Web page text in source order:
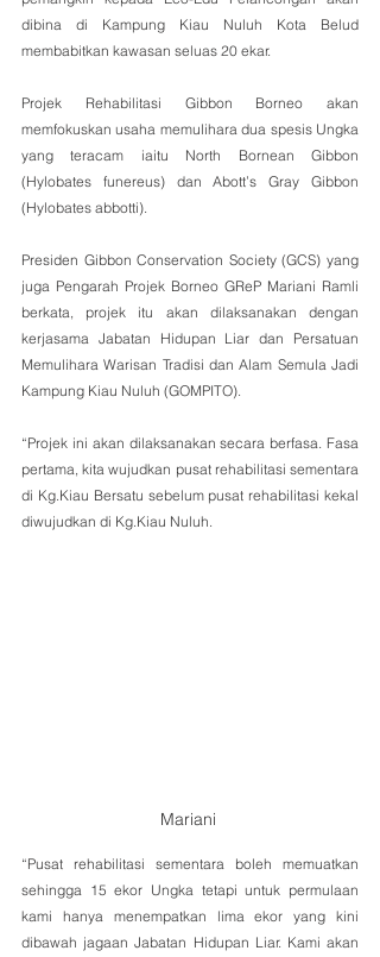
dibina di Kampung Kiau Nuluh Kota Belud
membabitkan kawasan seluas 20 ekar.
Projek Rehabilitasi Gibbon Borneo akan
memfokuskan usaha memulihara dua spesis Ungka
yang teracam iaitu North Bornean Gibbon
(Hylobates funereus) dan Abott’s Gray Gibbon
(Hylobates abbotti).
Presiden Gibbon Conservation Society (GCS) yang
juga Pengarah Projek Borneo GReP Mariani Ramli
berkata, projek itu akan dilaksanakan dengan
kerjasama Jabatan Hidupan Liar dan Persatuan
Memulihara Warisan Tradisi dan Alam Semula Jadi
Kampung Kiau Nuluh (GOMPITO).
“Projek ini akan dilaksanakan secara berfasa. Fasa
pertama, kita wujudkan pusat rehabilitasi sementara
di Kg.Kiau Bersatu sebelum pusat rehabilitasi kekal
diwujudkan di Kg.Kiau Nuluh.
Mariani
“Pusat rehabilitasi sementara boleh memuatkan
sehingga 15 ekor Ungka tetapi untuk permulaan
kami hanya menempatkan lima ekor yang kini
dibawah jagaan Jabatan Hidupan Liar. Kami akan